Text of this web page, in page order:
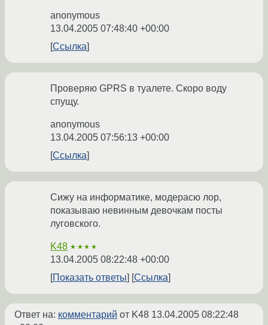
anonymous
13.04.2005 07:48:40 +00:00
Ссылка
Проверяю GPRS в туалете. Скоро воду
спущу.
anonymous
13.04.2005 07:56:13 +00:00
Ссылка
Сижу на информатике, модерасю лор,
показываю невинным девочкам посты
луговского.
K48 ★★★★
13.04.2005 08:22:48 +00:00
Показать ответы
Ссылка
Ответ на: комментарий от K48 13.04.2005 08:22:48